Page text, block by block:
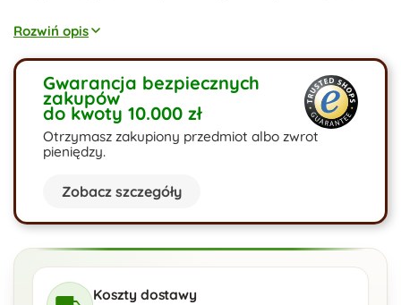
spania oraz przestrzeń na pościel, dzięki czemu jest idealną
propozycją do pokoju dziecka lub jako dodatkowe łóżko
dla gości. Dostępny jest w w szerokiej gamie kolorów i
materiałów. Istnieje również możliwość personalizacji
parametrów technicznych mebla.
Rozwiń opis
Gwarancja bezpiecznych
zakupów
do kwoty 10.000 zł
Otrzymasz zakupiony przedmiot albo zwrot
pieniędzy.
Zobacz szczegóły
Koszty dostawy